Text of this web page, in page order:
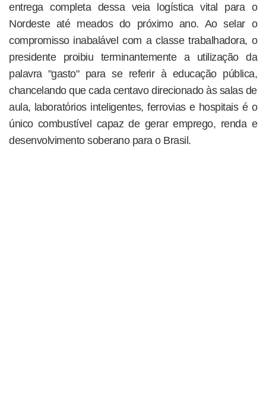
entrega completa dessa veia logística vital para o
Nordeste até meados do próximo ano. Ao selar o
compromisso inabalável com a classe trabalhadora, o
presidente proibiu terminantemente a utilização da
palavra "gasto" para se referir à educação pública,
chancelando que cada centavo direcionado às salas de
aula, laboratórios inteligentes, ferrovias e hospitais é o
único combustível capaz de gerar emprego, renda e
desenvolvimento soberano para o Brasil.